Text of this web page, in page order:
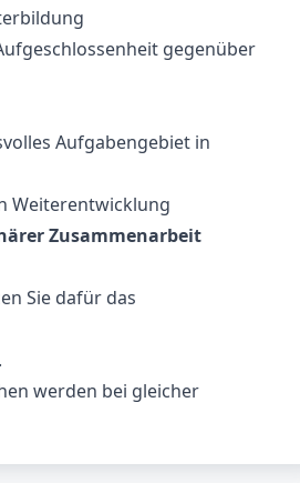
gegenüber
Aufgabengebiet in
Weiterentwicklung
Zusammenarbeit
Sie dafür das
werden bei gleicher